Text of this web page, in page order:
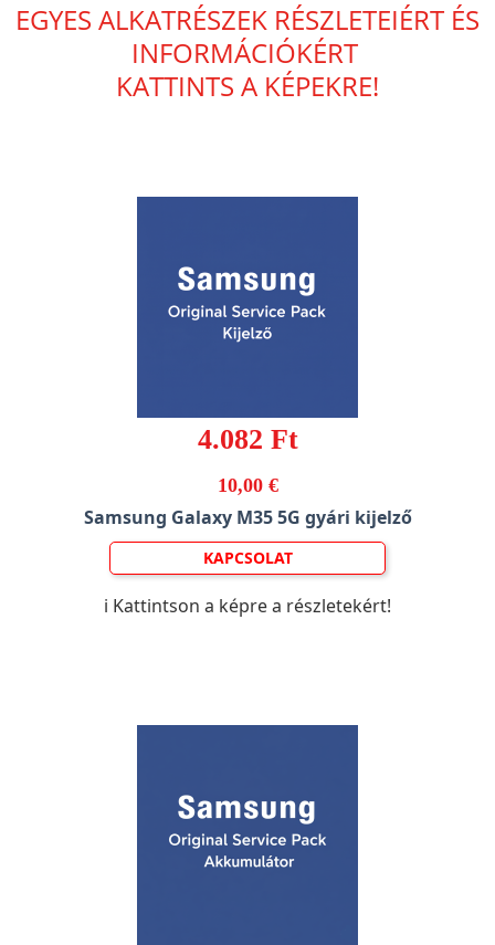
EGYES ALKATRÉSZEK RÉSZLETEIÉRT ÉS
INFORMÁCIÓKÉRT
KATTINTS A KÉPEKRE!
4.082 Ft
10,00 €
Samsung Galaxy M35 5G gyári kijelző
KAPCSOLAT
ℹ️ Kattintson a képre a részletekért!